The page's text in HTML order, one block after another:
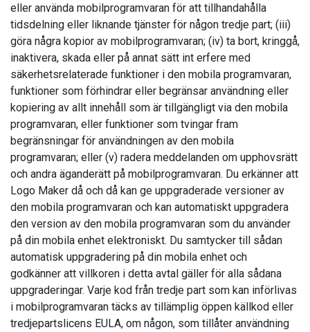
eller använda mobilprogramvaran för att tillhandahålla
tidsdelning eller liknande tjänster för någon tredje part; (iii)
göra några kopior av mobilprogramvaran; (iv) ta bort, kringgå,
inaktivera, skada eller på annat sätt int erfere med
säkerhetsrelaterade funktioner i den mobila programvaran,
funktioner som förhindrar eller begränsar användning eller
kopiering av allt innehåll som är tillgängligt via den mobila
programvaran, eller funktioner som tvingar fram
begränsningar för användningen av den mobila
programvaran; eller (v) radera meddelanden om upphovsrätt
och andra äganderätt på mobilprogramvaran. Du erkänner att
Logo Maker då och då kan ge uppgraderade versioner av
den mobila programvaran och kan automatiskt uppgradera
den version av den mobila programvaran som du använder
på din mobila enhet elektroniskt. Du samtycker till sådan
automatisk uppgradering på din mobila enhet och
godkänner att villkoren i detta avtal gäller för alla sådana
uppgraderingar. Varje kod från tredje part som kan införlivas
i mobilprogramvaran täcks av tillämplig öppen källkod eller
tredjepartslicens EULA, om någon, som tillåter användning